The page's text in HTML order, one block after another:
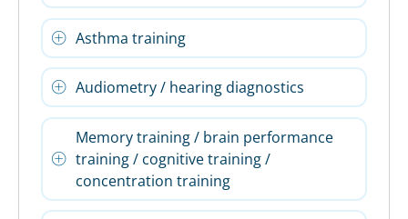
Asthma training
Audiometry / hearing diagnostics
Memory training / brain performance
training / cognitive training /
concentration training